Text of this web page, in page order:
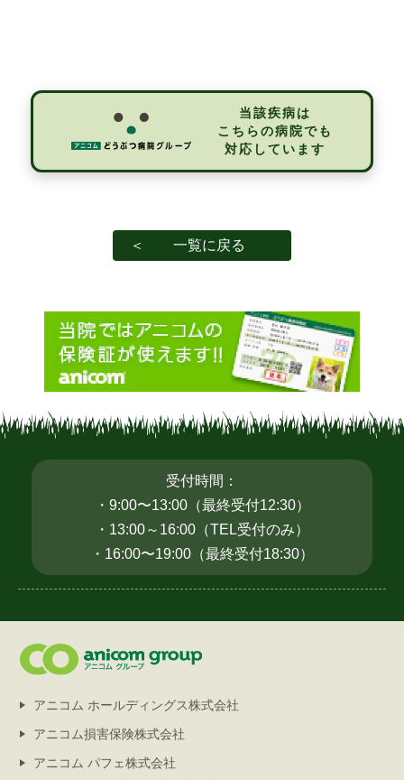
当該疾病は
こちらの病院でも
対応しています
＜ 一覧に戻る
受付時間：
・9:00〜13:00（最終受付12:30）
・13:00～16:00（TEL受付のみ）
・16:00〜19:00（最終受付18:30）
アニコム ホールディングス株式会社
アニコム損害保険株式会社
アニコム パフェ株式会社